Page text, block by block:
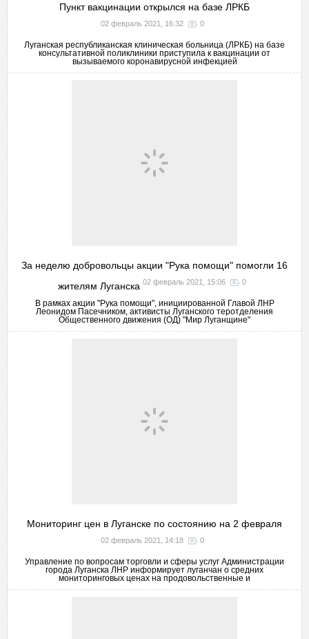
Пункт вакцинации открылся на базе ЛРКБ
02 февраль 2021, 16:32 0
Луганская республиканская клиническая больница (ЛРКБ) на базе
консультативной поликлиники приступила к вакцинации от
вызываемого коронавирусной инфекцией
За неделю добровольцы акции "Рука помощи" помогли 16
жителям Луганска 02 февраль 2021, 15:06 0
В рамках акции "Рука помощи", инициированной Главой ЛНР
Леонидом Пасечником, активисты Луганского теротделения
Общественного движения (ОД) "Мир Луганщине"
Мониторинг цен в Луганске по состоянию на 2 февраля
02 февраль 2021, 14:18 0
Управление по вопросам торговли и сферы услуг Администрации
города Луганска ЛНР информирует луганчан о средних
мониторинговых ценах на продовольственные и